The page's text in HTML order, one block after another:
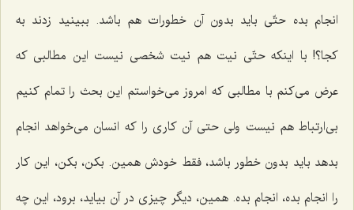
انجام بده حتّی باید بدون آن خطورات هم باشد. ببینید زدند به
كجا؟! با اینكه حتّی نیت هم نیت شخصی نیست این مطالبی كه
عرض می‌كنم با مطالبی كه امروز می‌خواستم این بحث را تمام كنیم
بی‌ارتباط هم نیست ولی حتی آن كاری را كه انسان می‌خواهد انجام
بدهد باید بدون خطور باشد، فقط خودش همین. بكن، بكن، این كار
را انجام بده، انجام بده. همین، دیگر چیزی در آن بیاید، برود، این چه